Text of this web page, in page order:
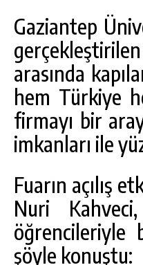
Gaziantep
arasında
hem Türkiye
firmayı bir
imkanları ile
Fuarın açılış
Nuri
öğrencileriyle
şöyle konuştu: